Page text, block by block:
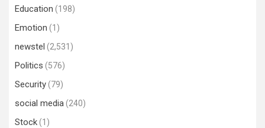
Education (198)
Emotion (1)
newstel (2,531)
Politics (576)
Security(79)
social media(240)
Stock(1)